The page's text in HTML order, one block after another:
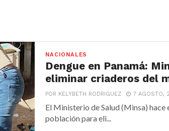
NACIONALES
Dengue en Panamá:
eliminar criaderos del
POR KELYBETH RODRIGUEZ 7 AGOSTO,
El Ministerio de Salud (Minsa) hace
población para eli...